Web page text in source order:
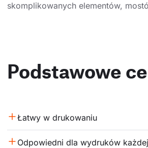
skomplikowanych elementów,
Podstawowe
Łatwy w drukowaniu
Odpowiedni dla wydruków